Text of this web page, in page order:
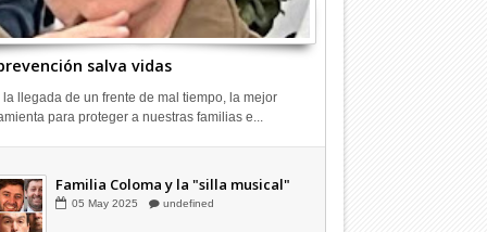
salva vidas
la llegada de un frente de mal tiempo, la mejor
para proteger a nuestras familias e...
rincón
03 Abr 2026 undefined